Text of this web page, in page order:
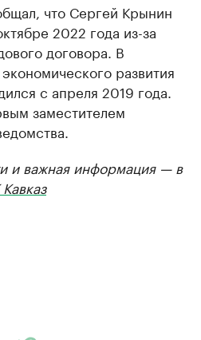
что Сергей Крынин
2022 года из-за
договора. В
развития
с апреля 2019 года.
заместителем
и важная информация — в